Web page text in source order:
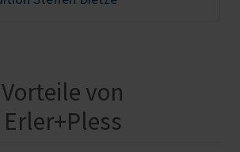
Vorteile von
Erler+Pless